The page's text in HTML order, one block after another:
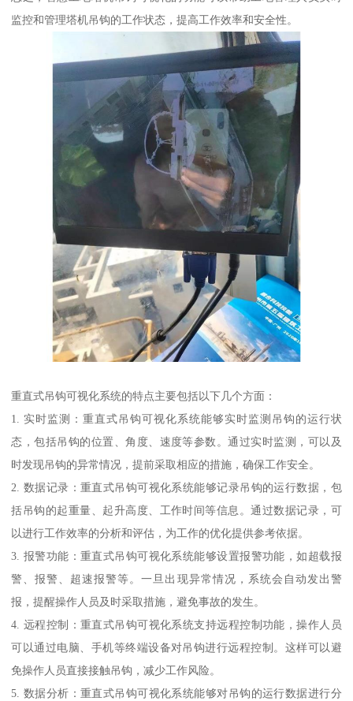
监控和管理塔机吊钩的工作状态，提高工作效率和安全性。
重直式吊钩可视化系统的特点主要包括以下几个方面：
1. 实时监测：重直式吊钩可视化系统能够实时监测吊钩的运行状
态，包括吊钩的位置、角度、速度等参数。通过实时监测，可以及
时发现吊钩的异常情况，提前采取相应的措施，确保工作安全。
2. 数据记录：重直式吊钩可视化系统能够记录吊钩的运行数据，包
括吊钩的起重量、起升高度、工作时间等信息。通过数据记录，可
以进行工作效率的分析和评估，为工作的优化提供参考依据。
3. 报警功能：重直式吊钩可视化系统能够设置报警功能，如超载报
警、报警、超速报警等。一旦出现异常情况，系统会自动发出警
报，提醒操作人员及时采取措施，避免事故的发生。
4. 远程控制：重直式吊钩可视化系统支持远程控制功能，操作人员
可以通过电脑、手机等终端设备对吊钩进行远程控制。这样可以避
免操作人员直接接触吊钩，减少工作风险。
5. 数据分析：重直式吊钩可视化系统能够对吊钩的运行数据进行分